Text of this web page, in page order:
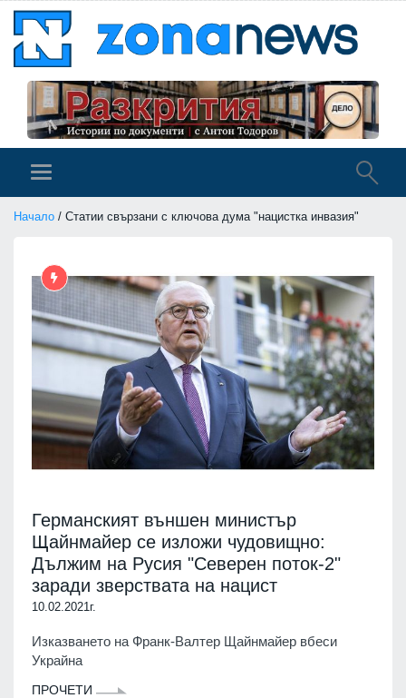
Начало / Статии свързани с ключова дума "нацистка инвазия"
Германският външен министър
Щайнмайер се изложи чудовищно:
Дължим на Русия "Северен поток-2"
заради зверствата на нацист
10.02.2021г.
Изказването на Франк-Валтер Щайнмайер вбеси
Украйна
ПРОЧЕТИ